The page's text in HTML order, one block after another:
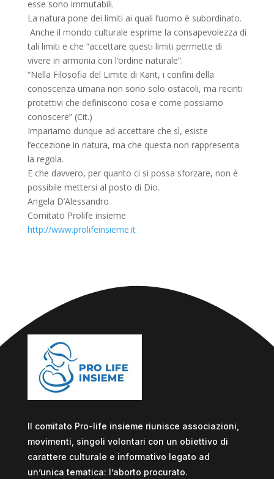
esse sono immutabili.
La natura pone dei limiti ai quali l’uomo è subordinato.
Anche il mondo culturale esprime la consapevolezza di
tali limiti e che “accettare questi limiti permette di
vivere in armonia con l’ordine naturale”.
“Nella Filosofia del Limite di Kant, i confini della
conoscenza umana non sono solo ostacoli, ma recinti
protettivi che definiscono cosa e come possiamo
conoscere” (Cit.)
Impariamo dunque ad accettare che sì, esiste
l’eccezione in natura, ma che questa non rappresenta
la regola.
E che davvero, per quanto ci si possa sforzare, non è
possibile mettersi al posto di Dio.
Angela D’Alessandro
Comitato Prolife insieme
http://www.prolifeinsieme.it
Il comitato Pro-life insieme riunisce associazioni,
movimenti, singoli volontari con un obiettivo di
carattere culturale e informativo legato ad
un’unica tematica: l’aborto procurato.